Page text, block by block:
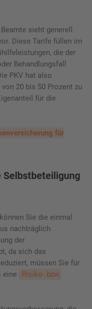
sieht generell
Diese Tarife füllen im
die der
Behandlungsfall
PKV hat also
20 bis 50 Prozent zu
für die
für
Selbstbeteiligung
Sie die einmal
nachträglich
der
da sich das
müssen Sie für
eine
Risiko- bzw.